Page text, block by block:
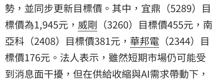
勢，並同步更新目標價。其中，宜鼎（5289）目
標價為1,945元， 威剛 （3260）目標價455元， 南
亞科 （2408）目標價381元， 華邦電 （2344）目
標價176元。法人表示，雖然短期市場仍可能受
到消息面干擾，但在供給收縮與AI需求帶動下，